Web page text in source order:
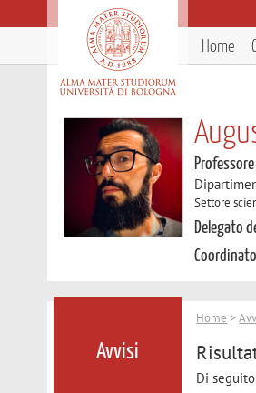
Home
Settore
Delegato
Avvisi
Home >
Di